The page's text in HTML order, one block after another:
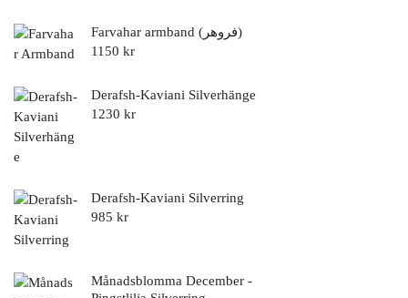
Farvahar armband (فروهر)
1150 kr
Derafsh-Kaviani Silverhänge
1230 kr
Derafsh-Kaviani Silverring
985 kr
Månadsblomma December -